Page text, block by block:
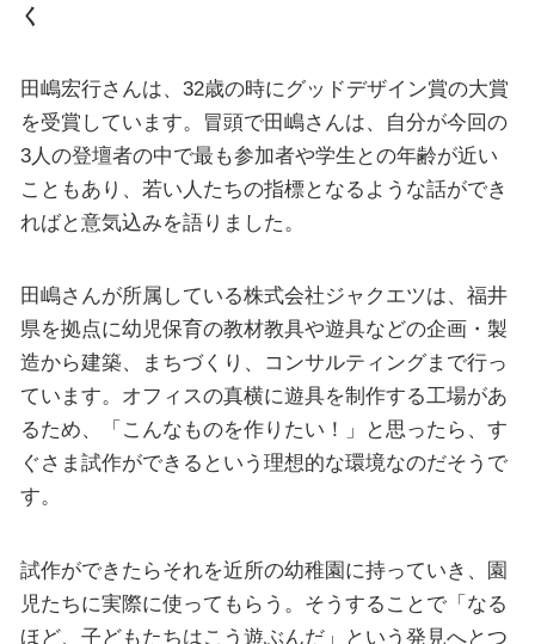
く
田嶋宏行さんは、32歳の時にグッドデザイン賞の大賞
を受賞しています。冒頭で田嶋さんは、自分が今回の
3人の登壇者の中で最も参加者や学生との年齢が近い
こともあり、若い人たちの指標となるような話ができ
ればと意気込みを語りました。
田嶋さんが所属している株式会社ジャクエツは、福井
県を拠点に幼児保育の教材教具や遊具などの企画・製
造から建築、まちづくり、コンサルティングまで行っ
ています。オフィスの真横に遊具を制作する工場があ
るため、「こんなものを作りたい！」と思ったら、す
ぐさま試作ができるという理想的な環境なのだそうで
す。
試作ができたらそれを近所の幼稚園に持っていき、園
児たちに実際に使ってもらう。そうすることで「なる
ほど、子どもたちはこう遊ぶんだ」という発見へとつ